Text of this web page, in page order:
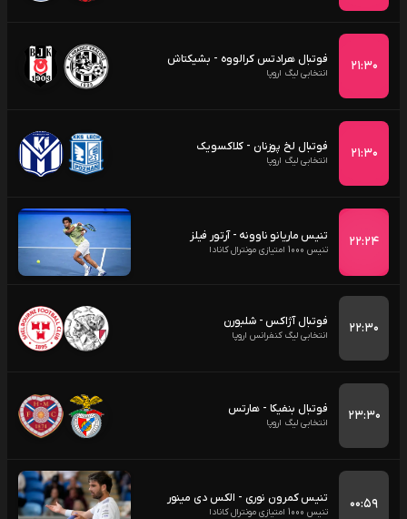
۲۱:۳۰ فوتبال هرادتس کرالووه - بشیکتاش
انتخابی لیگ اروپا
۲۱:۳۰ فوتبال لخ پوزنان - کلاکسویک
انتخابی لیگ اروپا
۲۲:۲۴ تنیس ماریانو ناوونه - آرتور فیلز
تنیس 1000 امتیازی مونترال کانادا
۲۲:۳۰ فوتبال آژاکس - شلبورن
انتخابی لیگ کنفرانس اروپا
۲۳:۳۰ فوتبال بنفیکا - هارتس
انتخابی لیگ اروپا
۰۰:۵۹ تنیس کمرون نوری - الکس دی مینور
تنیس 1000 امتیازی مونترال کانادا